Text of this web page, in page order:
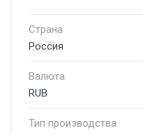
Страна
Россия
Валюта
RUB
Тип производства